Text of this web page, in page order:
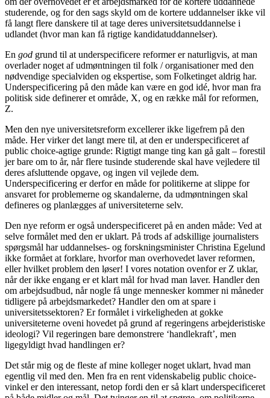
studerende, og for den sags skyld om de kortere uddannelser ikke vil
få langt flere danskere til at tage deres universitetsuddannelse i
udlandet (hvor man kan få rigtige kandidatuddannelser).
En god grund til at underspecificere reformer er naturligvis, at man
overlader noget af udmøntningen til folk / organisationer med den
nødvendige specialviden og ekspertise, som Folketinget aldrig har.
Underspecificering på den måde kan være en god idé, hvor man fra
politisk side definerer et område, X, og en række mål for reformen,
Z.
Men den nye universitetsreform excellerer ikke ligefrem på den
måde. Her virker det langt mere til, at den er underspecificeret af
public choice-agtige grunde: Rigtigt mange ting kan gå galt – forestil
jer bare om to år, når flere tusinde studerende skal have vejledere til
deres afsluttende opgave, og ingen vil vejlede dem.
Underspecificering er derfor en måde for politikerne at slippe for
ansvaret for problemerne og skandalerne, da udmøntningen skal
defineres og planlægges af universiteterne selv.
Den nye reform er også underspecificeret på en anden måde: Ved at
selve formålet med den er uklart. På trods af adskillige journalisters
spørgsmål har uddannelses- og forskningsminister Christina Egelund
ikke formået at forklare, hvorfor man overhovedet laver reformen,
eller hvilket problem den løser! I vores notation ovenfor er Z uklar,
når der ikke engang er et klart mål for hvad man laver. Handler den
om arbejdsudbud, når nogle få unge mennesker kommer ni måneder
tidligere på arbejdsmarkedet? Handler den om at spare i
universitetssektoren? Er formålet i virkeligheden at gokke
universiteterne oveni hovedet på grund af regeringens arbejderistiske
ideologi? Vil regeringen bare demonstrere ‘handlekraft’, men
ligegyldigt hvad handlingen er?
Det står mig og de fleste af mine kolleger noget uklart, hvad man
egentlig vil med den. Men fra en rent videnskabelig public choice-
vinkel er den interessant, netop fordi den er så klart underspecificeret